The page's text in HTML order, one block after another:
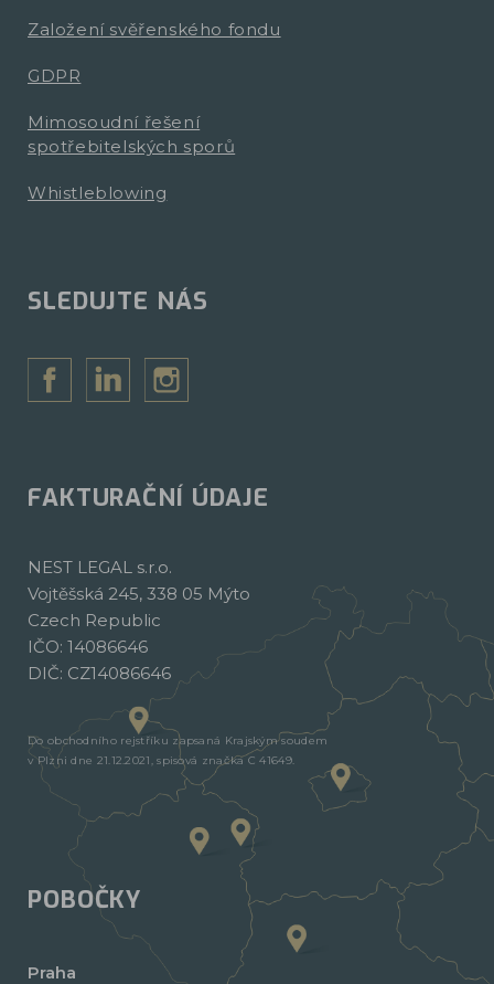
Založení svěřenského fondu
GDPR
Mimosoudní řešení
spotřebitelských sporů
Whistleblowing
SLEDUJTE NÁS
FAKTURAČNÍ ÚDAJE
NEST LEGAL s.r.o.
Vojtěšská 245, 338 05 Mýto
Czech Republic
IČO: 14086646
DIČ: CZ14086646
Do obchodního rejstříku zapsaná Krajským soudem
v Plzni dne 21.12.2021, spisová značka C 41649.
POBOČKY
Praha